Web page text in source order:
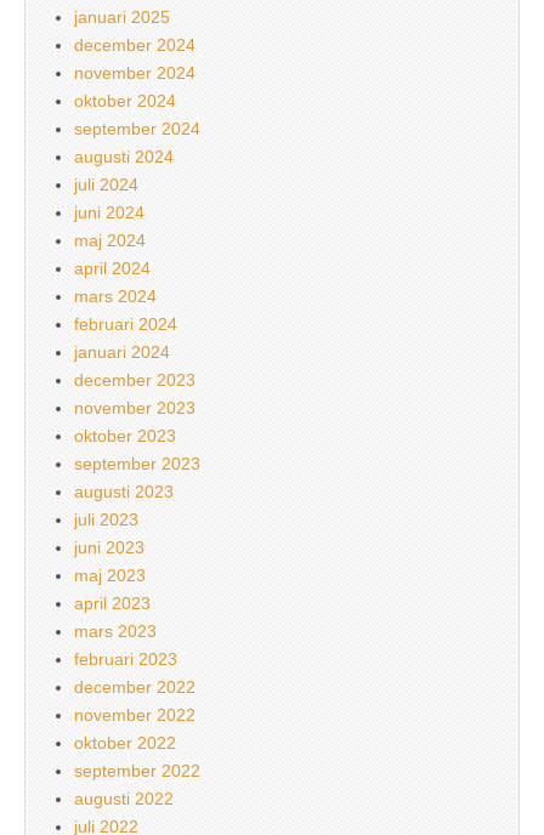
januari 2025
december 2024
november 2024
oktober 2024
september 2024
augusti 2024
juli 2024
juni 2024
maj 2024
april 2024
mars 2024
februari 2024
januari 2024
december 2023
november 2023
oktober 2023
september 2023
augusti 2023
juli 2023
juni 2023
maj 2023
april 2023
mars 2023
februari 2023
december 2022
november 2022
oktober 2022
september 2022
augusti 2022
juli 2022